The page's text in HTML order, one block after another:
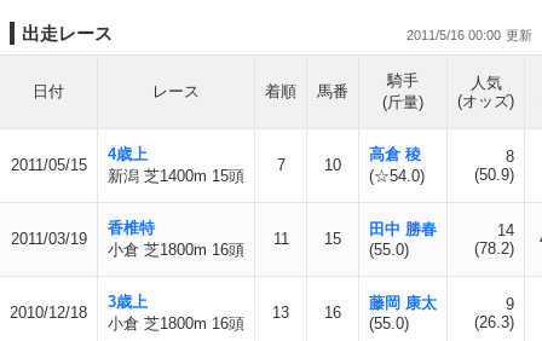
出走レース 2011/5/16 00:00
日付 レース 着順 馬番
騎手
(斤量)
人気
(オッズ)
2011/05/15
4歳上
新潟 芝1400m 15頭
7 10
高倉 稜
(☆54.0)
8
(50.9)
2011/03/19
香椎特
小倉 芝1800m 16頭
11 15
田中 勝春
(55.0)
14
(78.2)
2010/12/18
3歳上
小倉 芝1800m 16頭
13 16
藤岡 康太
(55.0)
9
(26.3)